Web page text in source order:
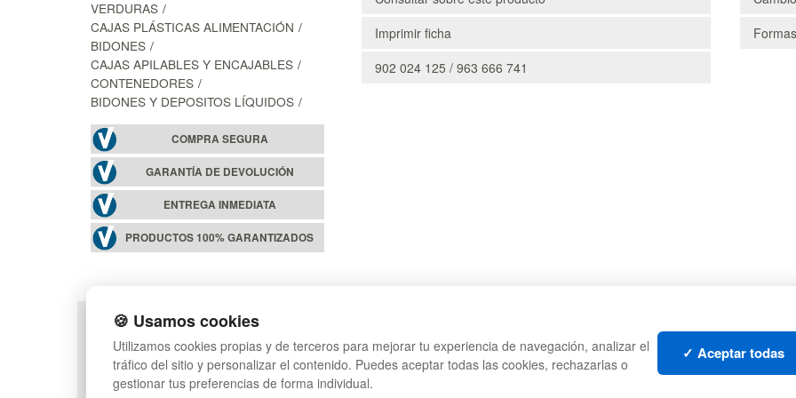
VERDURAS
CAJAS PLÁSTICAS ALIMENTACIÓN
BIDONES
CAJAS APILABLES Y ENCAJABLES
CONTENEDORES
BIDONES Y DEPOSITOS LÍQUIDOS
COMPRA SEGURA
GARANTÍA DE DEVOLUCIÓN
ENTREGA INMEDIATA
PRODUCTOS 100% GARANTIZADOS
Imprimir ficha
902 024 125 / 963 666 741
POLÍTICA DE PRIVACIDAD
CONDICIONES DE USO
CAMBIOS Y DEVOLUCIONES
CONTACTO
PREGUNTAS FRECUENTES
INGRESA A TU CUENTA
ESTANTERÍAS
MANUTENCIÓN
🍪 Usamos cookies
Utilizamos cookies propias y de terceros para mejorar tu experiencia de navegación, analizar el
tráfico del sitio y personalizar el contenido. Puedes aceptar todas las cookies, rechazarlas o
gestionar tus preferencias de forma individual.
✓ Aceptar todas